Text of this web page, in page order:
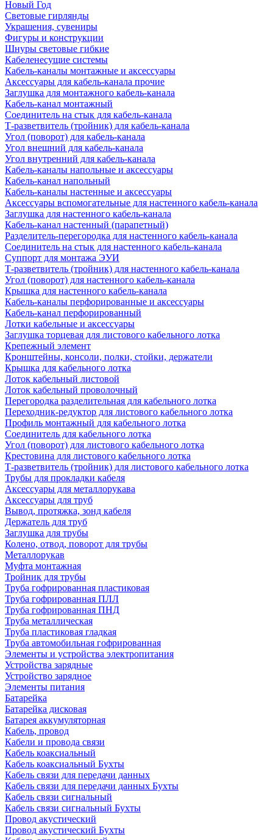
Новый Год
Световые гирлянды
Украшения, сувениры
Фигуры и конструкции
Шнуры световые гибкие
Кабеленесущие системы
Кабель-каналы монтажные и аксессуары
Аксессуары для кабель-канала прочие
Заглушка для монтажного кабель-канала
Кабель-канал монтажный
Соединитель на стык для кабель-канала
Т-разветвитель (тройник) для кабель-канала
Угол (поворот) для кабель-канала
Угол внешний для кабель-канала
Угол внутренний для кабель-канала
Кабель-каналы напольные и аксессуары
Кабель-канал напольный
Кабель-каналы настенные и аксессуары
Аксессуары вспомогательные для настенного кабель-канала
Заглушка для настенного кабель-канала
Кабель-канал настенный (парапетный)
Разделитель-перегородка для настенного кабель-канала
Соединитель на стык для настенного кабель-канала
Суппорт для монтажа ЭУИ
Т-разветвитель (тройник) для настенного кабель-канала
Угол (поворот) для настенного кабель-канала
Крышка для настенного кабель-канала
Кабель-каналы перфорированные и аксессуары
Кабель-канал перфорированный
Лотки кабельные и аксессуары
Заглушка торцевая для листового кабельного лотка
Крепежный элемент
Кронштейны, консоли, полки, стойки, держатели
Крышка для кабельного лотка
Лоток кабельный листовой
Лоток кабельный проволочный
Перегородка разделительная для кабельного лотка
Переходник-редуктор для листового кабельного лотка
Профиль монтажный для кабельного лотка
Соединитель для кабельного лотка
Угол (поворот) для листового кабельного лотка
Крестовина для листового кабельного лотка
Т-разветвитель (тройник) для листового кабельного лотка
Трубы для прокладки кабеля
Аксессуары для металлорукава
Аксессуары для труб
Вывод, протяжка, зонд кабеля
Держатель для труб
Заглушка для трубы
Колено, отвод, поворот для трубы
Металлорукав
Муфта монтажная
Тройник для трубы
Труба гофрированная пластиковая
Труба гофрированная ПЛЛ
Труба гофрированная ПНД
Труба металлическая
Труба пластиковая гладкая
Труба автомобильная гофрированная
Элементы и устройства электропитания
Устройства зарядные
Устройство зарядное
Элементы питания
Батарейка
Батарейка дисковая
Батарея аккумуляторная
Кабель, провод
Кабели и провода связи
Кабель коаксиальный
Кабель коаксиальный Бухты
Кабель связи для передачи данных
Кабель связи для передачи данных Бухты
Кабель связи сигнальный
Кабель связи сигнальный Бухты
Провод акустический
Провод акустический Бухты